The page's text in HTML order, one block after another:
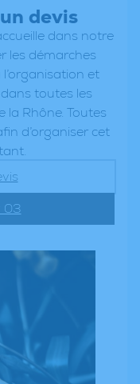
devis
dans notre
les démarches
et
toutes les
Rhône. Toutes
d’organiser cet
03